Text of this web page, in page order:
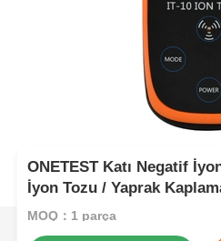
ONETEST Katı Negatif
İyon Tozu / Yaprak
MOQ：1 parça